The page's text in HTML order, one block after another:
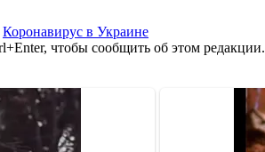
Коронавирус в Украине
чтобы сообщить об этом редакции.